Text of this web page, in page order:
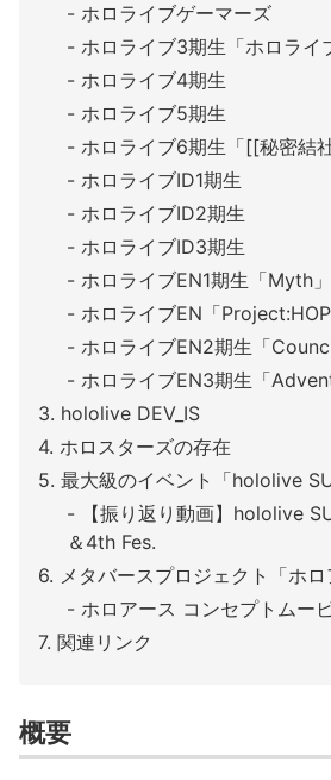
ホロライブゲーマーズ
ホロライブ3期生「ホロライ
ホロライブ4期生
ホロライブ5期生
ホロライブ6期生「[[秘密結
ホロライブID1期生
ホロライブID2期生
ホロライブID3期生
ホロライブEN1期生「Myth」
ホロライブEN「
ホロライブEN2期生「
ホロライブEN3期生「Advent
hololive DEV_IS
ホロスターズの存在
最大級のイベント「hololive
【振り返り動画】hololive
＆4th Fes.
メタバースプロジェクト「ホロ
ホロアース コンセプトムー
関連リンク
概要